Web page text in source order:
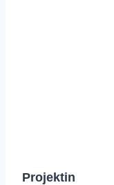
Projektin